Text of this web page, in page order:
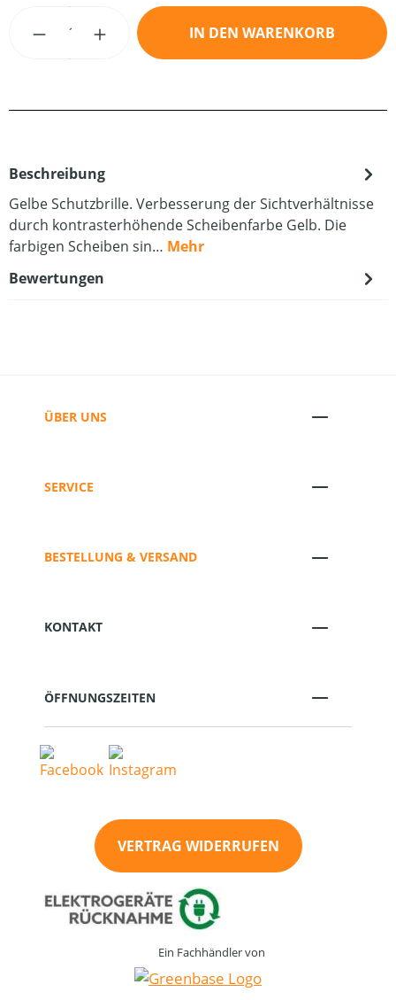
Produkt Anzahl: Gib den gewünschten
IN DEN WARENKORB
Beschreibung
Gelbe Schutzbrille. Verbesserung der Sichtverhältnisse
durch kontrasterhöhende Scheibenfarbe Gelb. Die
farbigen Scheiben sin… Mehr
Bewertungen
ÜBER UNS
SERVICE
BESTELLUNG & VERSAND
KONTAKT
ÖFFNUNGSZEITEN
VERTRAG WIDERRUFEN
Ein Fachhändler von